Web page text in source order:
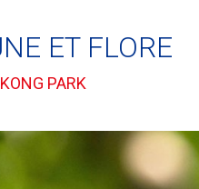
ET FLORE
PARK